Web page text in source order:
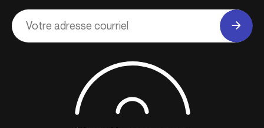
Adresse
courriel